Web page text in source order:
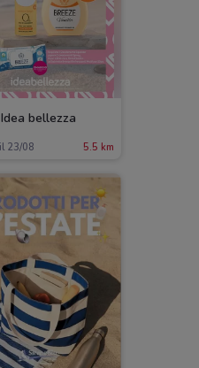
Idea bellezza
23/08 5.5 km